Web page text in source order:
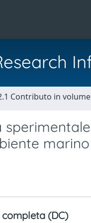
Contributo in
marino
completa (DC)